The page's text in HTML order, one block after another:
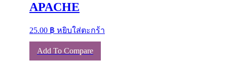
APACHE
25.00 ฿ หยิบใส่ตะกร้า
Add To Compare